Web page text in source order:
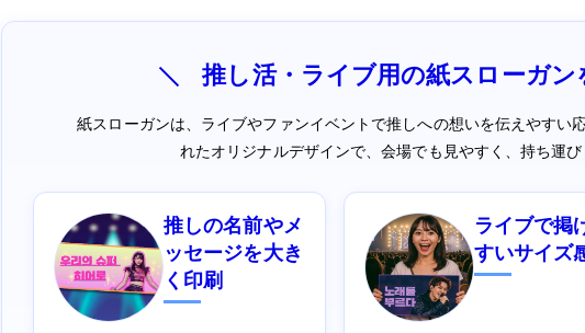
推し活・ライブ用の紙スローガン
紙スローガンは、ライブやファンイベントで推しへの想いを伝えやすい
れたオリジナルデザインで、会場でも見やすく、持ち運び
推しの名前やメ
ッセージを大き
く印刷
ライブで掲
すいサイズ